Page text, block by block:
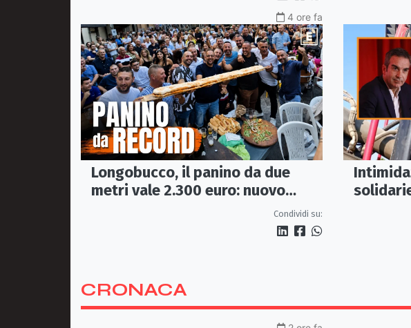
4 ore fa
Longobucco, il panino da due
metri vale 2.300 euro: nuovo
Condividi su:
CRONACA